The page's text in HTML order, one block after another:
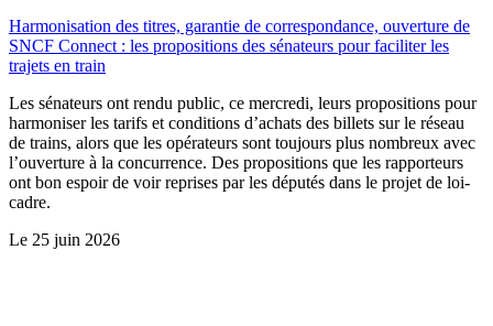
Harmonisation des titres, garantie de correspondance, ouverture de
SNCF Connect : les propositions des sénateurs pour faciliter les
trajets en train
Les sénateurs ont rendu public, ce mercredi, leurs propositions pour
harmoniser les tarifs et conditions d’achats des billets sur le réseau
de trains, alors que les opérateurs sont toujours plus nombreux avec
l’ouverture à la concurrence. Des propositions que les rapporteurs
ont bon espoir de voir reprises par les députés dans le projet de loi-
cadre.
Le 25 juin 2026